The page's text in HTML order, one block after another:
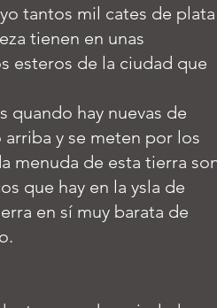
tantos mil cates de plata
tienen en unas
esteros de la ciudad que
quando hay nuevas de
y se meten por los
menuda de esta tierra
que hay en la ysla de
en sí muy barata de